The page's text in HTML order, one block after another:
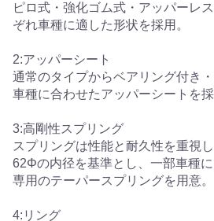
ピロ式・強化ゴム式・アッパーレ
ぞれ車種に適した形状を採用。
2:アッパーシート
通常のタイプからベアリング付き
車種に合わせたアッパーシートを採
3:高剛性スプリング
スプリングは性能と耐久性を重視
62Φの内径を基準とし、一部車種
専用のテーパースプリングを用意。
4:リング